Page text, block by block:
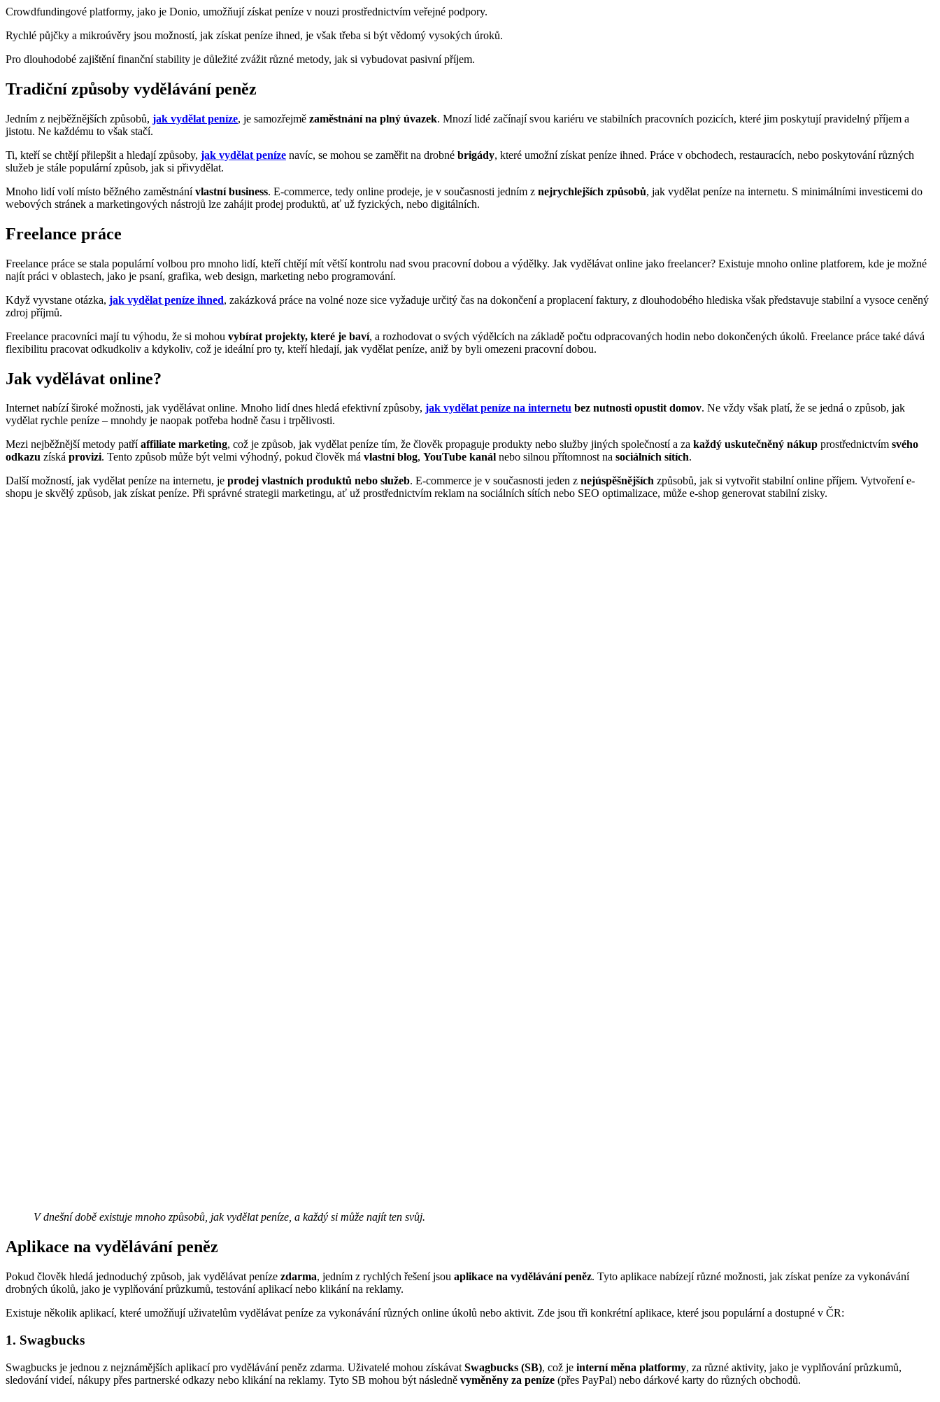
Crowdfundingové platformy, jako je Donio, umožňují získat peníze v nouzi prostřednictvím veřejné podpory.
Rychlé půjčky a mikroúvěry jsou možností, jak získat peníze ihned, je však třeba si být vědomý vysokých úroků.
Pro dlouhodobé zajištění finanční stability je důležité zvážit různé metody, jak si vybudovat pasivní příjem.
Tradiční způsoby vydělávání peněz
Jedním z nejběžnějších způsobů, jak vydělat peníze, je samozřejmě zaměstnání na plný úvazek. Mnozí lidé začínají svou kariéru ve stabilních pracovních pozicích, které jim poskytují pravidelný příjem a
jistotu. Ne každému to však stačí.
Ti, kteří se chtějí přilepšit a hledají způsoby, jak vydělat peníze navíc, se mohou se zaměřit na drobné brigády, které umožní získat peníze ihned. Práce v obchodech, restauracích, nebo poskytování různých
služeb je stále populární způsob, jak si přivydělat.
Mnoho lidí volí místo běžného zaměstnánívlastní business. E-commerce, tedy online prodeje, je v současnosti jedním z nejrychlejších způsobů, jak vydělat peníze na internetu. S minimálními investicemi do
webových stránek a marketingových nástrojů lze zahájit prodej produktů, ať už fyzických, nebo digitálních.
Freelance práce
Freelance práce se stala populární volbou pro mnoho lidí, kteří chtějí mít větší kontrolu nad svou pracovní dobou a výdělky. Jak vydělávat online jako freelancer? Existuje mnoho online platforem, kde je možné
najít práci v oblastech, jako je psaní, grafika, web design, marketing nebo programování.
Když vyvstane otázka, jak vydělat peníze ihned, zakázková práce na volné noze sice vyžaduje určitý čas na dokončení a proplacení faktury, z dlouhodobého hlediska však představuje stabilní a vysoce ceněný
zdroj příjmů.
Freelance pracovníci mají tu výhodu, že si mohou vybírat projekty, které je baví, a rozhodovat o svých výdělcích na základě počtu odpracovaných hodin nebo dokončených úkolů. Freelance práce také dává
flexibilitu pracovat odkudkoliv a kdykoliv, což je ideální pro ty, kteří hledají, jak vydělat peníze, aniž by byli omezeni pracovní dobou.
Jak vydělávat online?
Internet nabízí široké možnosti, jak vydělávat online. Mnoho lidí dnes hledá efektivní způsoby, jak vydělat peníze na internetu bez nutnosti opustit domov. Ne vždy však platí, že se jedná o způsob, jak
vydělat rychle peníze – mnohdy je naopak potřeba hodně času i trpělivosti.
Mezi nejběžnější metody patří affiliate marketing, což je způsob, jak vydělat peníze tím, že člověk propaguje produkty nebo služby jiných společností a za každý uskutečněný nákup prostřednictvím svého
odkazu získá provizi. Tento způsob může být velmi výhodný, pokud člověk má vlastní blog, YouTube kanál nebo silnou přítomnost na sociálních sítích.
Další možností, jak vydělat peníze na internetu, je prodej vlastních produktů nebo služeb. E-commerce je v současnosti jeden z nejúspěšnějších způsobů, jak si vytvořit stabilní online příjem. Vytvoření e-
shopu je skvělý způsob, jak získat peníze. Při správné strategii marketingu, ať už prostřednictvím reklam na sociálních sítích nebo SEO optimalizace, může e-shop generovat stabilní zisky.
V dnešní době existuje mnoho způsobů, jak vydělat peníze, a každý si může najít ten svůj.
Aplikace na vydělávání peněz
Pokud člověk hledá jednoduchý způsob, jak vydělávat peníze zdarma, jedním z rychlých řešení jsou aplikace na vydělávání peněz. Tyto aplikace nabízejí různé možnosti, jak získat peníze za vykonávání
drobných úkolů, jako je vyplňování průzkumů, testování aplikací nebo klikání na reklamy.
Existuje několik aplikací, které umožňují uživatelům vydělávat peníze za vykonávání různých online úkolů nebo aktivit. Zde jsou tři konkrétní aplikace, které jsou populární a dostupné v ČR:
1. Swagbucks
Swagbucks je jednou z nejznámějších aplikací pro vydělávání peněz zdarma. Uživatelé mohou získávat Swagbucks (SB), což je interní měna platformy, za různé aktivity, jako je vyplňování průzkumů,
sledování videí, nákupy přes partnerské odkazy nebo klikání na reklamy. Tyto SB mohou být následně vyměněny za peníze (přes PayPal) nebo dárkové karty do různých obchodů.